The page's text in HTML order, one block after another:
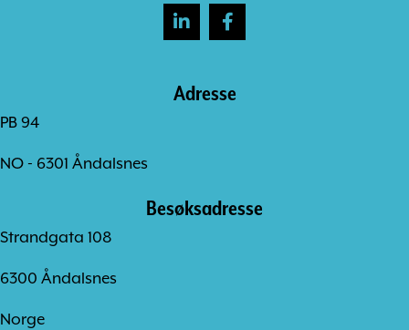
Adresse
PB 94
NO - 6301 Åndalsnes
Besøksadresse
Strandgata 108
6300 Åndalsnes
Norge